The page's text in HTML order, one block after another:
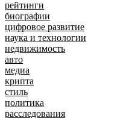
рейтинги
биографии
цифровое развитие
наука и технологии
недвижимость
авто
медиа
крипта
стиль
политика
расследования